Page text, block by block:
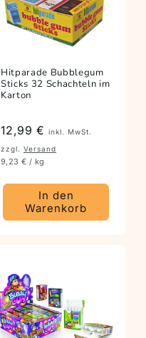
Hitparade Bubblegum
Sticks 32 Schachteln im
Karton
Preis
12,99 € inkl. MwSt.
zzgl. Versand
9,23 € / kg
In den
Warenkorb